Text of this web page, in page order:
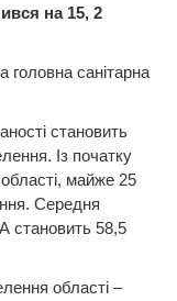
на 15, 2
головна санітарна
становить
Із початку
майже 25
Середня
становить 58,5
області –